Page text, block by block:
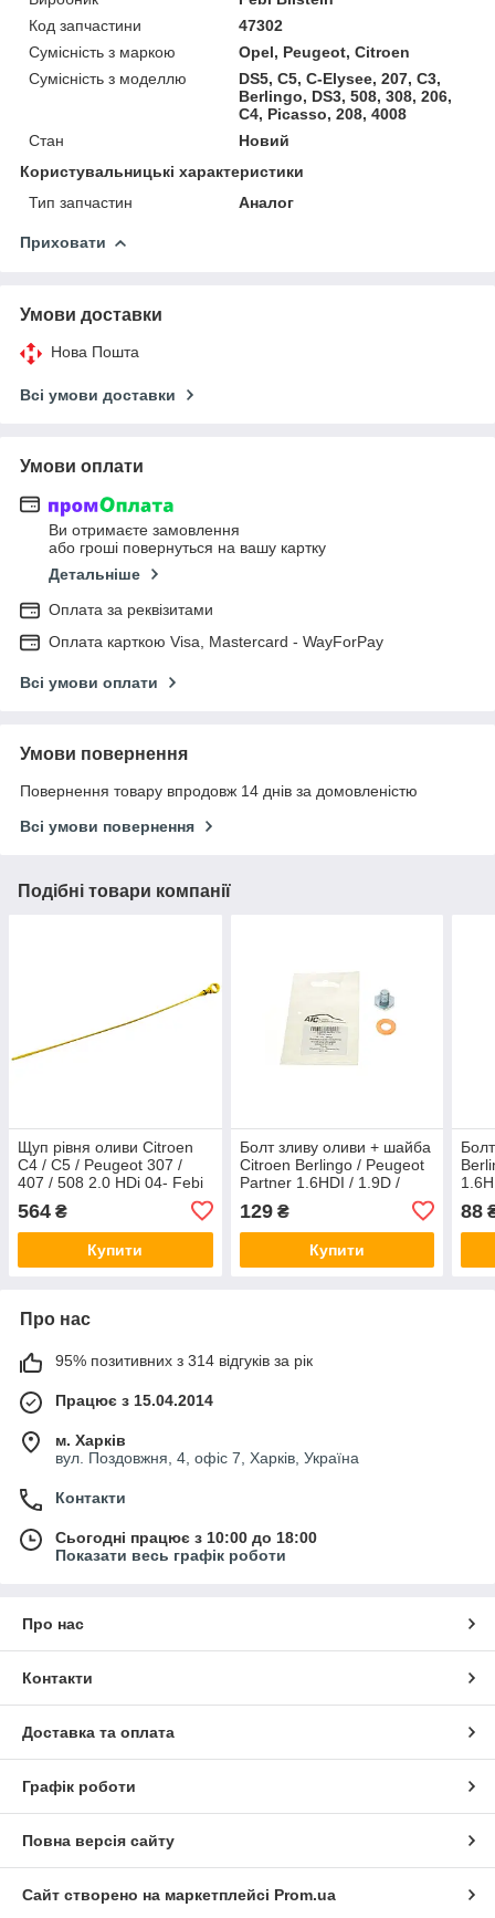
Код запчастини
47302
Сумісність з маркою
Opel, Peugeot, Citroen
Сумісність з моделлю
DS5, C5, C-Elysee, 207, C3,
Berlingo, DS3, 508, 308, 206,
C4, Picasso, 208, 4008
Стан
Новий
Користувальницькі характеристики
Тип запчастин
Аналог
Приховати
Умови доставки
Нова Пошта
Всі умови доставки
Умови оплати
Ви отримаєте замовлення
або гроші повернуться на вашу картку
Детальніше
Оплата за реквізитами
Оплата карткою Visa, Mastercard - WayForPay
Всі умови оплати
Умови повернення
Повернення товару впродовж 14 днів за домовленістю
Всі умови повернення
Подібні товари компанії
Щуп рівня оливи Citroen
C4 / C5 / Peugeot 307 /
407 / 508 2.0 HDi 04- Febi
564 ₴
Купити
Болт зливу оливи + шайба
Citroen Berlingo / Peugeot
Partner 1.6HDI / 1.9D /
2.0HDI 98- (M10x1,25) AIC
56422
129₴
Купити
88
Про нас
95% позитивних з 314 відгуків за рік
Працює з 15.04.2014
м. Харків
вул. Поздовжня, 4, офіс 7, Харків, Україна
Контакти
Сьогодні працює з 10:00 до 18:00
Показати весь графік роботи
Про нас
Контакти
Доставка та оплата
Графік роботи
Повна версія сайту
Сайт створено на маркетплейсі Prom.ua